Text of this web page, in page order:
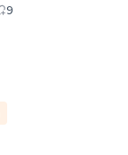
9